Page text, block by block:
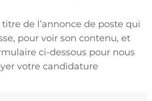
de l’annonce de poste qui
pour voir son contenu, et
ci-dessous pour nous
votre candidature